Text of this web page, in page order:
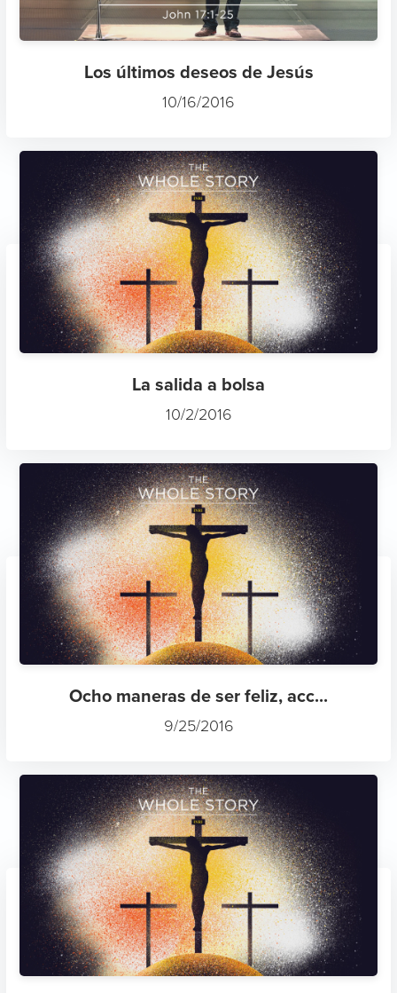
Los últimos deseos de Jesús
10/16/2016
La salida a bolsa
10/2/2016
Ocho maneras de ser feliz, acc...
9/25/2016